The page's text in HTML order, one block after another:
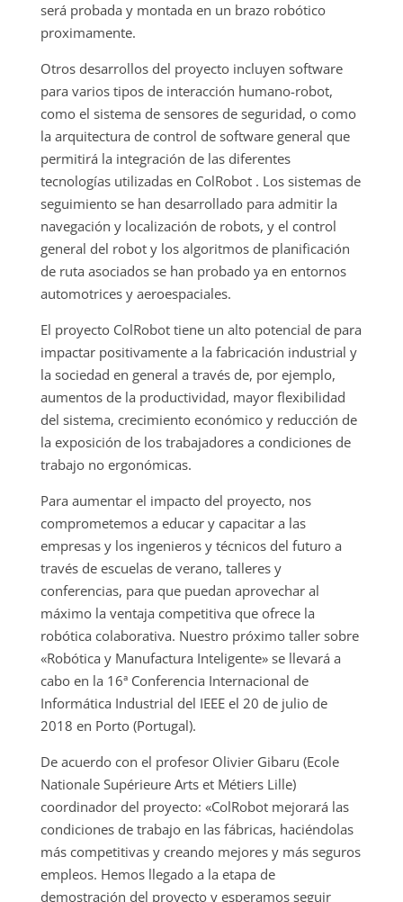
será probada y montada en un brazo robótico
proximamente.
Otros desarrollos del proyecto incluyen software
para varios tipos de interacción humano-robot,
como el sistema de sensores de seguridad, o como
la arquitectura de control de software general que
permitirá la integración de las diferentes
tecnologías utilizadas en ColRobot . Los sistemas de
seguimiento se han desarrollado para admitir la
navegación y localización de robots, y el control
general del robot y los algoritmos de planificación
de ruta asociados se han probado ya en entornos
automotrices y aeroespaciales.
El proyecto ColRobot tiene un alto potencial de para
impactar positivamente a la fabricación industrial y
la sociedad en general a través de, por ejemplo,
aumentos de la productividad, mayor flexibilidad
del sistema, crecimiento económico y reducción de
la exposición de los trabajadores a condiciones de
trabajo no ergonómicas.
Para aumentar el impacto del proyecto, nos
comprometemos a educar y capacitar a las
empresas y los ingenieros y técnicos del futuro a
través de escuelas de verano, talleres y
conferencias, para que puedan aprovechar al
máximo la ventaja competitiva que ofrece la
robótica colaborativa. Nuestro próximo taller sobre
«Robótica y Manufactura Inteligente» se llevará a
cabo en la 16ª Conferencia Internacional de
Informática Industrial del IEEE el 20 de julio de
2018 en Porto (Portugal).
De acuerdo con el profesor Olivier Gibaru (Ecole
Nationale Supérieure Arts et Métiers Lille)
coordinador del proyecto: «ColRobot mejorará las
condiciones de trabajo en las fábricas, haciéndolas
más competitivas y creando mejores y más seguros
empleos. Hemos llegado a la etapa de
demostración del proyecto y esperamos seguir